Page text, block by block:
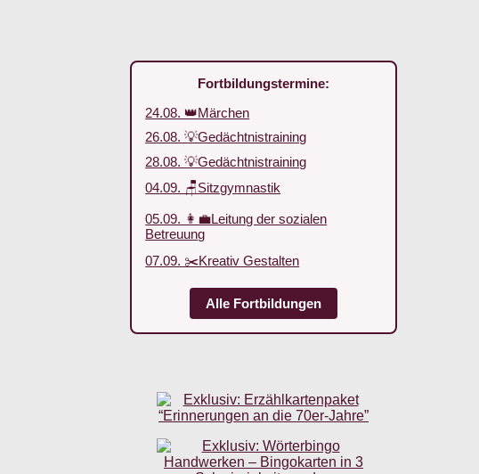
Fortbildungstermine:
24.08. 👑Märchen
26.08. 💡Gedächtnistraining
28.08. 💡Gedächtnistraining
04.09. 🪑Sitzgymnastik
05.09. 👩‍💼Leitung der sozialen
Betreuung
07.09. ✂️Kreativ Gestalten
Alle Fortbildungen